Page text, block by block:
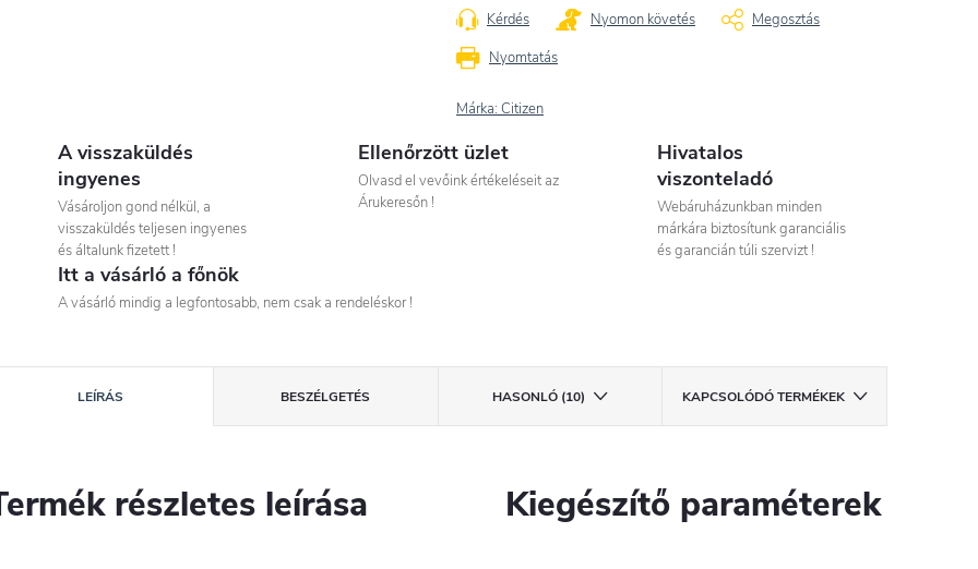
Nyomtatás
Kérdés Nyomon követés Megosztás
Márka: Citizen
A visszaküldés
ingyenes
Vásároljon gond nélkül, a
visszaküldés teljesen ingyenes
és általunk fizetett !
Ellenőrzött üzlet
Olvasd el vevőink értékeléseit az
Árukeresőn !
Hivatalos
viszonteladó
Webáruházunkban minden
márkára biztosítunk garanciális
és garancián túli szervizt !
Itt a vásárló a főnök
A vásárló mindig a legfontosabb, nem csak a rendeléskor !
LEÍRÁS BESZÉLGETÉS HASONLÓ (10) KAPCSOLÓDÓ TERMÉKEK
részletes leírása Kiegészítő paraméterek